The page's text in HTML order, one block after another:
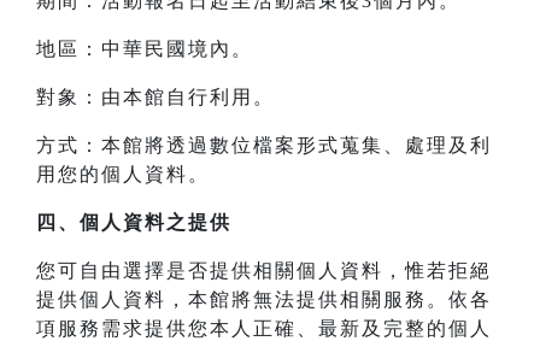
地區：中華民國境內。
對象：由本館自行利用。
方式：本館將透過數位檔案形式蒐集、處理及利
用您的個人資料。
四、 個人資料之提供
您可自由選擇是否提供相關個人資料，惟若拒絕
提供個人資料，本館將無法提供相關服務。依各
項服務需求提供您本人正確、最新及完整的個人